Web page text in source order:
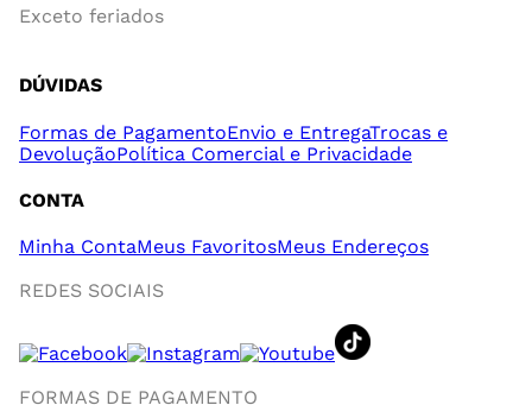
Exceto feriados
DÚVIDAS
Formas de PagamentoEnvio e EntregaTrocas e
DevoluçãoPolítica Comercial e Privacidade
CONTA
Minha ContaMeus FavoritosMeus Endereços
REDES SOCIAIS
FORMAS DE PAGAMENTO